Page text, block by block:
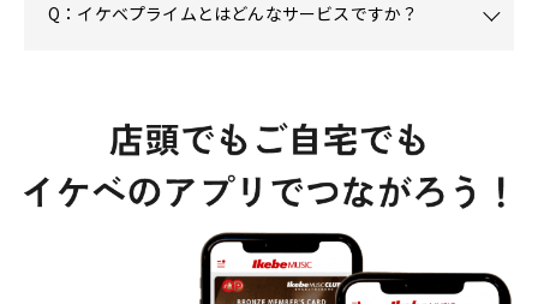
Q：イケベプライムとはどんなサービスですか？